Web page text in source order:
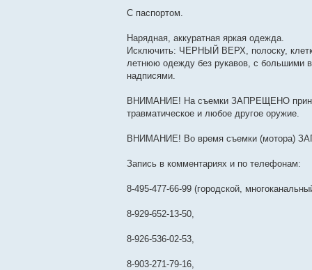
С паспортом.
Нарядная, аккуратная яркая одежда.
Исключить: ЧЕРНЫЙ ВЕРХ, полоску,
летнюю одежду без рукавов, с большими
надписями.
ВНИМАНИЕ! На съемки ЗАПРЕЩЕНО
травматическое и любое другое оружие.
ВНИМАНИЕ! Во время съемки (мотора)
Запись в комментариях и по телефонам:
8-495-477-66-99 (городской,
8-929-652-13-50,
8-926-536-02-53,
8-903-271-79-16,